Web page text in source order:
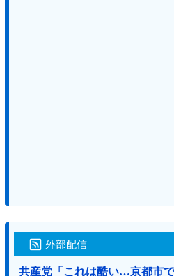
外部配信
共産党「これは酷い…京都市